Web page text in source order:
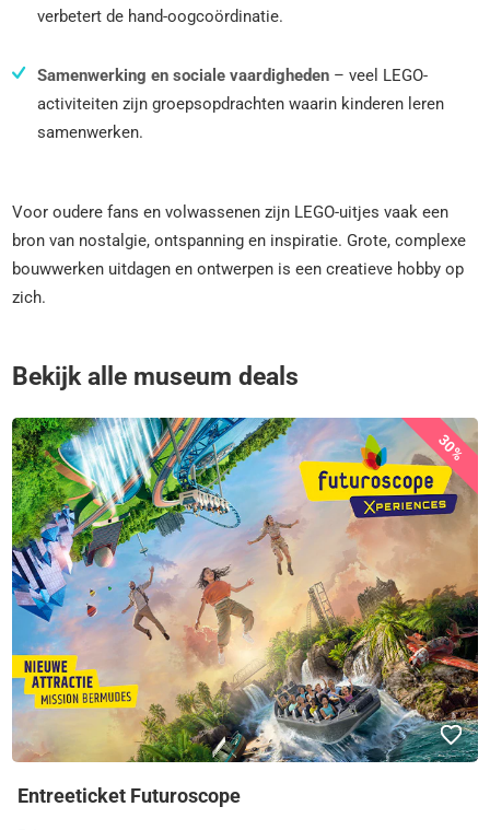
verbetert de hand-oogcoördinatie.
Samenwerking en sociale vaardigheden– veel LEGO-
activiteiten zijn groepsopdrachten waarin kinderen leren
samenwerken.
Voor oudere fans en volwassenen zijn LEGO-uitjes vaak een
bron van nostalgie, ontspanning en inspiratie. Grote, complexe
bouwwerken uitdagen en ontwerpen is een creatieve hobby op
zich.
Bekijk alle museum deals
30%
Entreeticket Futuroscope